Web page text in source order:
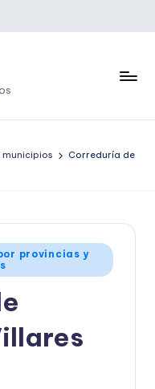
Correduría de
provincias y